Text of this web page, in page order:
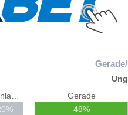
Gerade
48%